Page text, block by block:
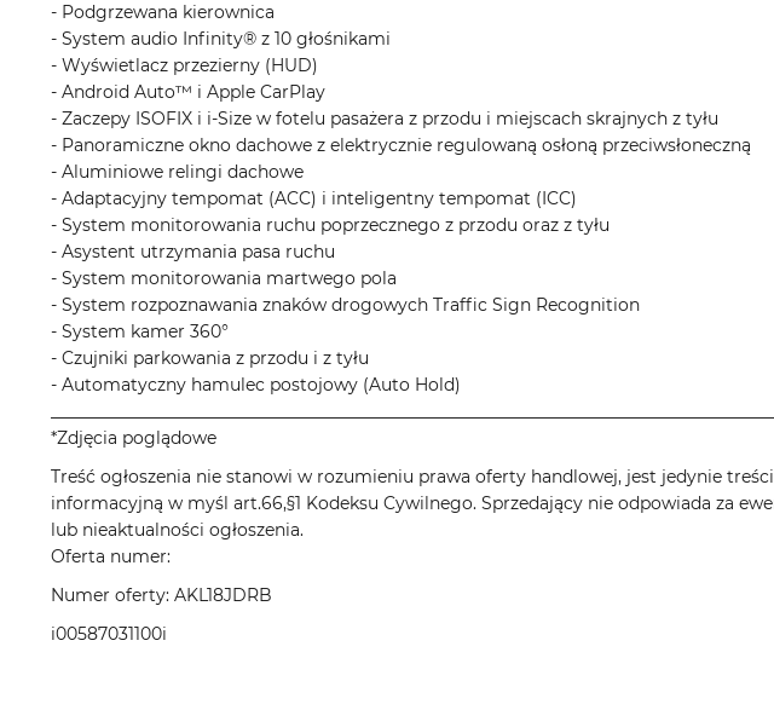
- Podgrzewana kierownica
- System audio Infinity® z 10 głośnikami
- Wyświetlacz przezierny (HUD)
- Android Auto™ i Apple CarPlay
- Zaczepy ISOFIX i i-Size w fotelu pasażera z przodu i miejscach skrajnych z tyłu
- Panoramiczne okno dachowe z elektrycznie regulowaną osłoną przeciwsłoneczną
- Aluminiowe relingi dachowe
- Adaptacyjny tempomat (ACC) i inteligentny tempomat (ICC)
- System monitorowania ruchu poprzecznego z przodu oraz z tyłu
- Asystent utrzymania pasa ruchu
- System monitorowania martwego pola
- System rozpoznawania znaków drogowych Traffic Sign Recognition
- System kamer 360°
- Czujniki parkowania z przodu i z tyłu
- Automatyczny hamulec postojowy (Auto Hold)
*Zdjęcia poglądowe
Treść ogłoszenia nie stanowi w rozumieniu prawa oferty handlowej, jest jedynie
informacyjną w myśl art.66,§1 Kodeksu Cywilnego. Sprzedający nie odpowiada za
lub nieaktualności ogłoszenia.
Oferta numer:
Numer oferty: AKL18JDRB
i00587031100i